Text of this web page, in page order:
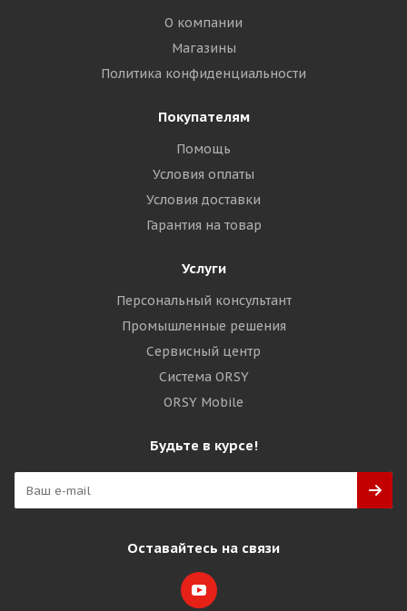
О компании
Магазины
Политика конфиденциальности
Покупателям
Помощь
Условия оплаты
Условия доставки
Гарантия на товар
Услуги
Персональный консультант
Промышленные решения
Сервисный центр
Система ORSY
ORSY Mobile
Будьте в курсе!
Оставайтесь на связи